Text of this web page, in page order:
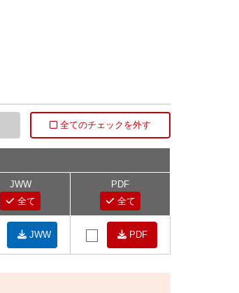
全てのチェックを外す
JWW
全て
PDF
全て
JWW PDF